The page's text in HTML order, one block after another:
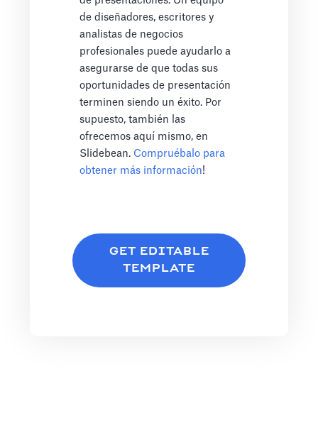
de diseñadores, escritores y
analistas de negocios
profesionales puede ayudarlo a
asegurarse de que todas sus
oportunidades de presentación
terminen siendo un éxito. Por
supuesto, también las
ofrecemos aquí mismo, en
Slidebean. Compruébalo para
obtener más información!
GET EDITABLE
TEMPLATE